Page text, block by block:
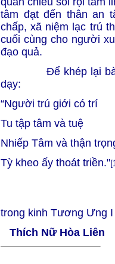
tâm đạt đến thân an
chấp, xã niệm lạc trú
cuối cùng cho người
đạo quả.
Để khép lại bài
dạy:
“Người trú giới có trí
Tu tập tâm và tuệ
Nhiếp Tâm và thận
Tỳ kheo ấy thoát triền."
trong kinh Tương Ưng
Thích Nữ Hòa Liên